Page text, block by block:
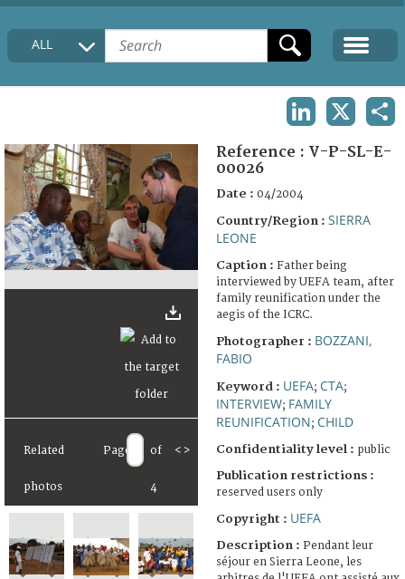
HOME
COLLECTIONS DESCRIPTION
FAQ
ALL
Related
photos
Page of
4
< >
Reference : V-P-SL-E-
00026
Date : 04/2004
Country/Region : SIERRA
LEONE
Caption : Father being
interviewed by UEFA team, after
family reunification under the
aegis of the ICRC.
Photographer : BOZZANI,
FABIO
Keyword : UEFA; CTA;
INTERVIEW; FAMILY
REUNIFICATION; CHILD
Confidentiality level : public
Publication restrictions :
reserved users only
Copyright : UEFA
Description : Pendant leur
séjour en Sierra Leone, les